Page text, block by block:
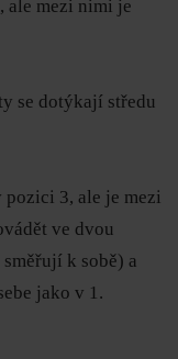
ale mezi nimi je
se dotýkají středu
3, ale je mezi
ve dvou
k sobě) a
jako v 1.